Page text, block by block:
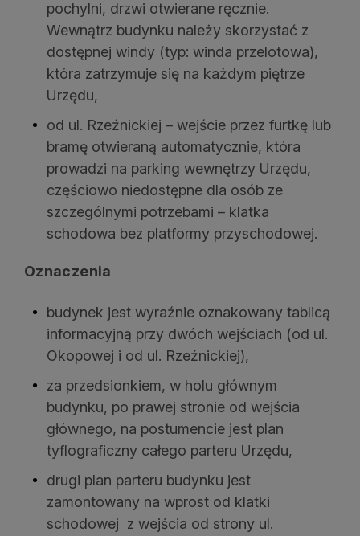
pochylni, drzwi otwierane ręcznie.
Wewnątrz budynku należy skorzystać z
dostępnej windy (typ: winda przelotowa),
która zatrzymuje się na każdym piętrze
Urzędu,
od ul. Rzeźnickiej – wejście przez furtkę lub
bramę otwieraną automatycznie, która
prowadzi na parking wewnętrzy Urzędu,
częściowo niedostępne dla osób ze
szczególnymi potrzebami – klatka
schodowa bez platformy przyschodowej.
Oznaczenia
budynek jest wyraźnie oznakowany tablicą
informacyjną przy dwóch wejściach (od ul.
Okopowej i od ul. Rzeźnickiej),
za przedsionkiem, w holu głównym
budynku, po prawej stronie od wejścia
głównego, na postumencie jest plan
tyflograficzny całego parteru Urzędu,
drugi plan parteru budynku jest
zamontowany na wprost od klatki
schodowej z wejścia od strony ul.